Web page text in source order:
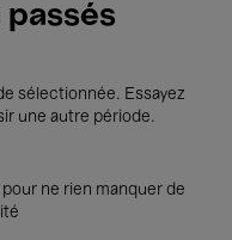
passés
sélectionnée. Essayez
une autre période.
ne rien manquer de